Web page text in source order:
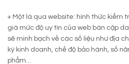
+ Một là qua website: hình thức kiểm
giá mức độ uy tín của web bán cặp
sẽ minh bạch về các số liệu như địa
ký kinh doanh, chế độ bảo hành, số
phẩm…